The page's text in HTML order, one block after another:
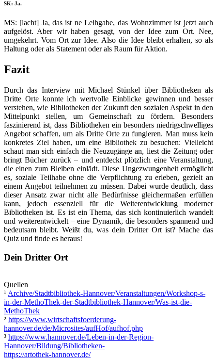
SK: Ja.
MS: [lacht] Ja, das ist ne Leihgabe, das Wohnzimmer ist jetzt auch
aufgelöst. Aber wir haben gesagt, von der Idee zum Ort. Nee,
umgekehrt. Vom Ort zur Idee. Also die Idee bleibt erhalten, so als
Haltung oder als Statement oder als Raum für Aktion.
Fazit
Durch das Interview mit Michael Stünkel über Bibliotheken als
Dritte Orte konnte ich wertvolle Einblicke gewinnen und besser
verstehen, wie Bibliotheken der Zukunft den sozialen Aspekt in den
Mittelpunkt stellen, um Gemeinschaft zu fördern. Besonders
faszinierend ist, dass Bibliotheken ein besonders niedrigschwelliges
Angebot schaffen, um als Dritte Orte zu fungieren. Man muss kein
konkretes Ziel haben, um eine Bibliothek zu besuchen: Vielleicht
schaut man sich einfach die Neuzugänge an, liest die Zeitung oder
bringt Bücher zurück – und entdeckt plötzlich eine Veranstaltung,
die einen zum Bleiben einlädt. Diese Ungezwungenheit ermöglicht
es, soziale Teilhabe ohne die Verpflichtung zu erleben, gezielt an
einem Angebot teilnehmen zu müssen. Dabei wurde deutlich, dass
dieser Ansatz zwar nicht alle Bedürfnisse gleichermaßen erfüllen
kann, jedoch essenziell für die Weiterentwicklung moderner
Bibliotheken ist. Es ist ein Thema, das sich kontinuierlich wandelt
und weiterentwickelt – eine Dynamik, die besonders spannend und
bedeutsam bleibt. Weißt du, was dein Dritter Ort ist? Mache das
Quiz und finde es heraus!
Dein Dritter Ort
Quellen
¹ Archive/Stadtbibliothek-Hannover/Veranstaltungen/Workshop-s-
in-der-MethoThek-der-Stadtbibliothek-Hannover/Was-ist-die-
MethoThek
² https://www.wirtschaftsfoerderung-
hannover.de/de/Microsites/aufHof/aufhof.php
³ https://www.hannover.de/Leben-in-der-Region-
Hannover/Bildung/Bibliotheken-
https://artothek-hannover.de/